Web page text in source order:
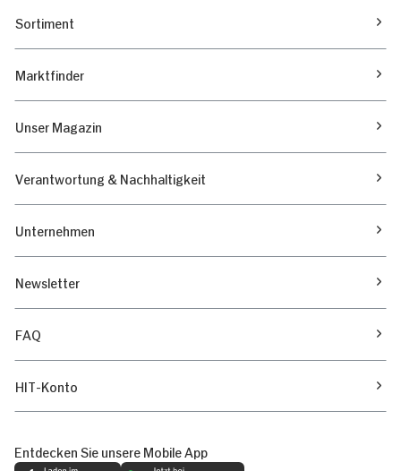
Sortiment
Marktfinder
Unser Magazin
Verantwortung & Nachhaltigkeit
Unternehmen
Newsletter
FAQ
HIT-Konto
Entdecken Sie unsere Mobile App